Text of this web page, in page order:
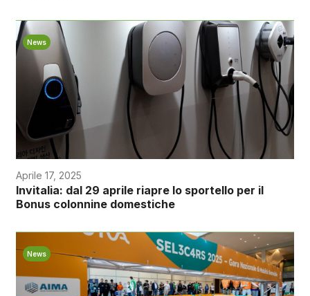
News
Aprile 17, 2025
Invitalia: dal 29 aprile riapre lo sportello per il
Bonus colonnine domestiche
News